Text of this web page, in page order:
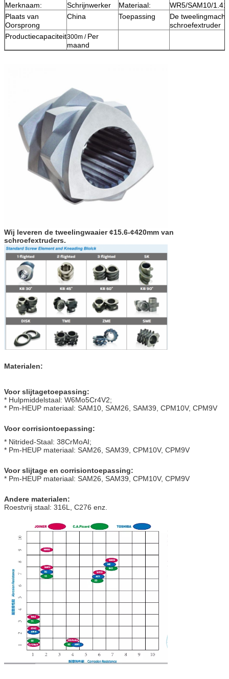
Merknaam:
Schrijnwerker Materiaal:
WR5/SAM10/
Plaats van
Oorsprong
China Toepassing
De
schroefextruder
Productiecapaciteit300m / Per
maand
Wij leveren de tweelingwaaier ¢15.6-¢420mm van
schroefextruders.
Materialen:
Voor slijtagetoepassing:
* Hulpmiddelstaal: W6Mo5Cr4V2;
* Pm-HEUP materiaal: SAM10, SAM26, SAM39, CPM10V, CPM9V
Voor corrisiontoepassing:
* Nitrided-Staal: 38CrMoAI;
* Pm-HEUP materiaal: SAM26, SAM39, CPM10V, CPM9V
Voor slijtage en corrisiontoepassing:
* Pm-HEUP materiaal: SAM26, SAM39, CPM10V, CPM9V
Andere materialen:
Roestvrij staal: 316L, C276 enz.